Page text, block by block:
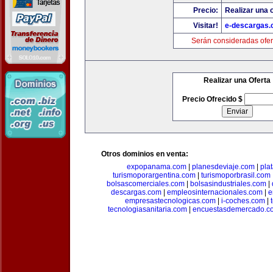
Precio:
Realizar una
Visitar!
e-
Serán consideradas
Realizar una Oferta
Precio Ofrecido $
Otros dominios en venta:
expopanama.com| planesdeviaje.com|
turismoporargentina.com| turismoporbrasil.com
bolsascomerciales.com
bolsasindustriales.com
descargas.com
empleosinternacionales.com
empresastecnologicas.com
i-coches.com
tecnologiasanitaria.com|